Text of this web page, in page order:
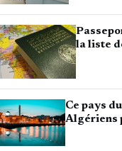
la liste
Ce pays
Algériens